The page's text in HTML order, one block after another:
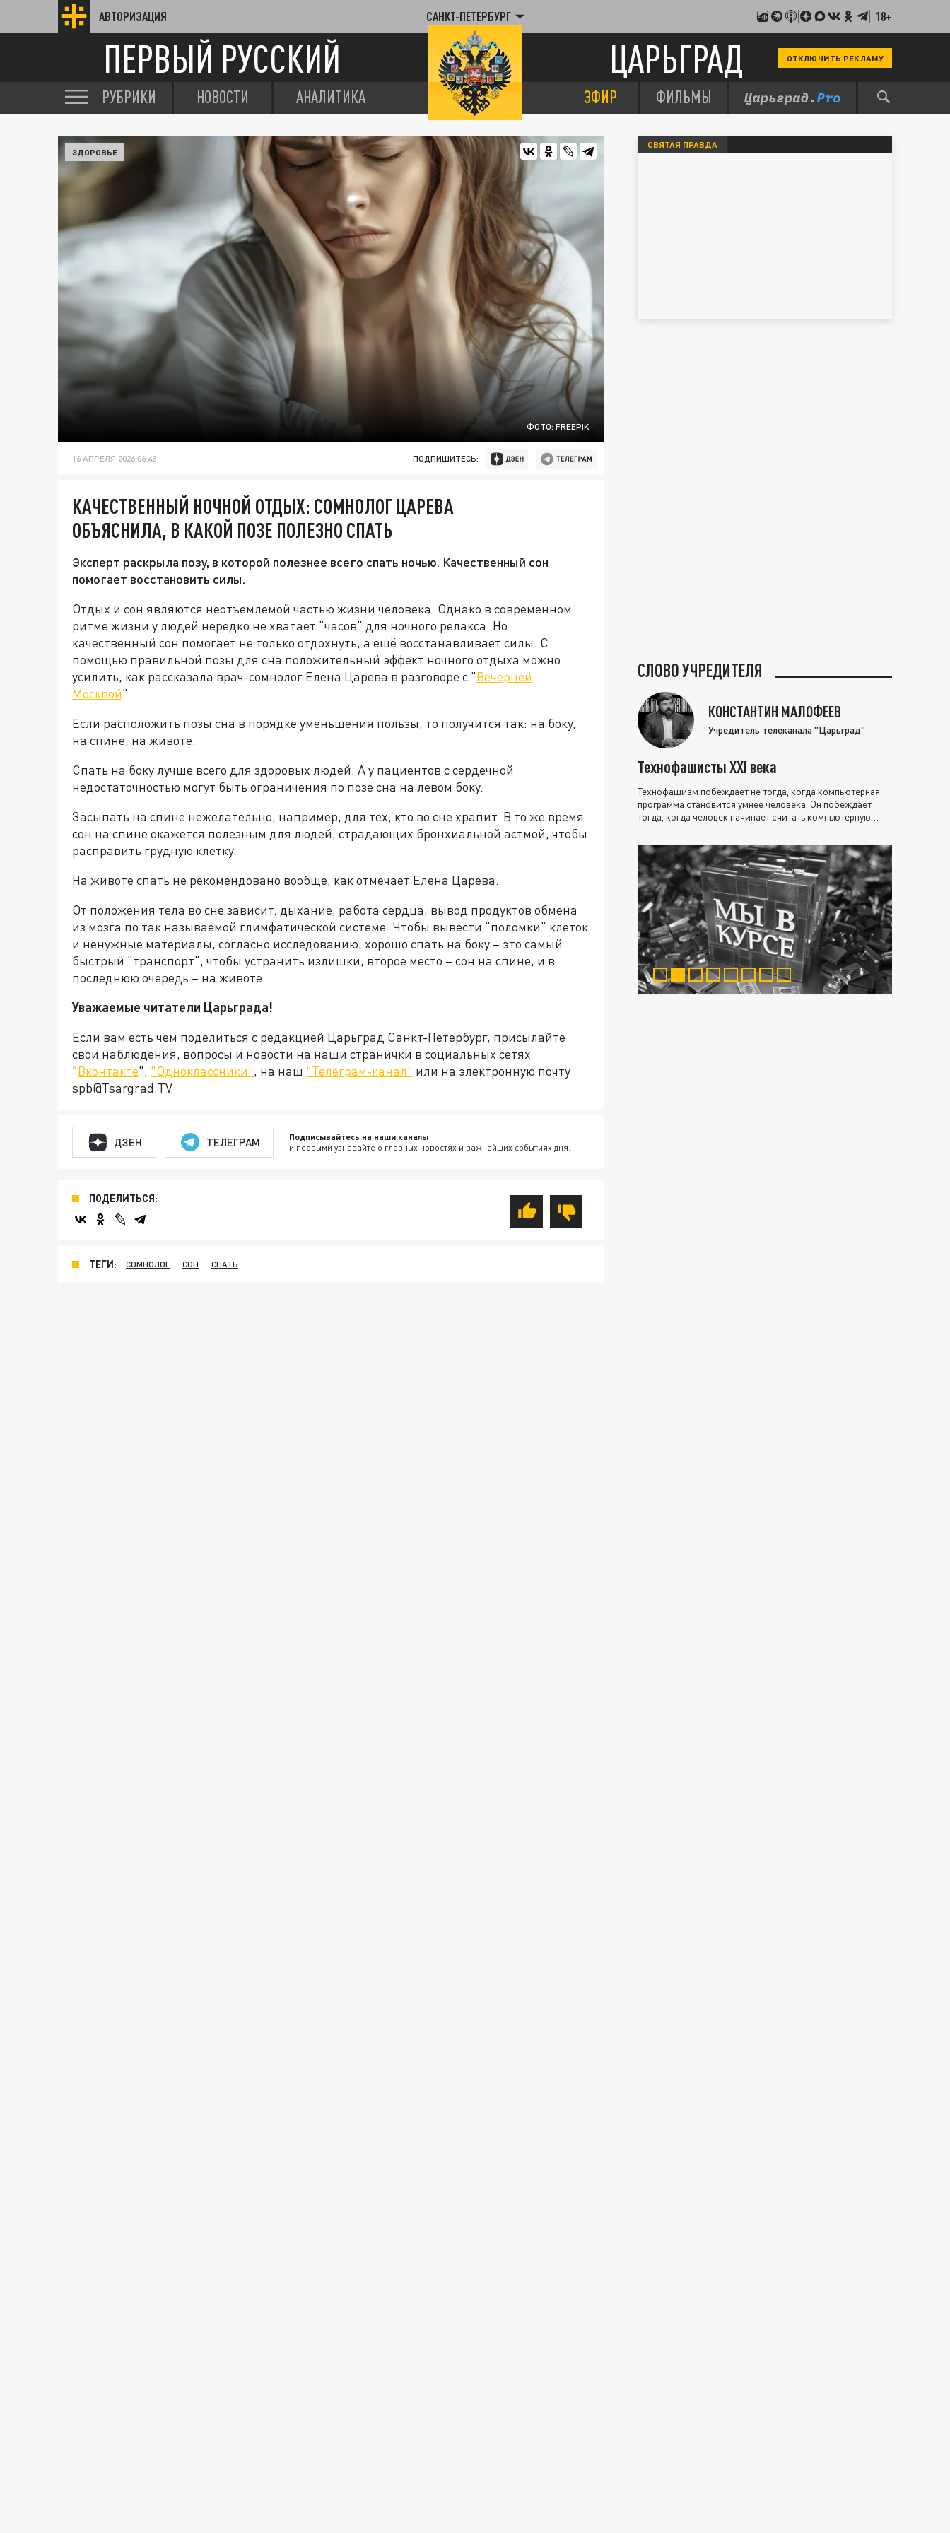
АВТОРИЗАЦИЯ САНКТ-ПЕТЕРБУРГ 18+
ПЕРВЫЙ РУССКИЙ ЦАРЬГРАД ОТКЛЮЧИТЬ РЕКЛАМУ
РУБРИКИ НОВОСТИ АНАЛИТИКА ЭФИР ФИЛЬМЫ
ФОТО: FREEPIK
ЗДОРОВЬЕ
16 АПРЕЛЯ 2026 06:48 ПОДПИШИТЕСЬ:
КАЧЕСТВЕННЫЙ НОЧНОЙ ОТДЫХ: СОМНОЛОГ ЦАРЕВА
ОБЪЯСНИЛА, В КАКОЙ ПОЗЕ ПОЛЕЗНО СПАТЬ
Эксперт раскрыла позу, в которой полезнее всего спать ночью. Качественный сон
помогает восстановить силы.
Отдых и сон являются неотъемлемой частью жизни человека. Однако в современном
ритме жизни у людей нередко не хватает "часов" для ночного релакса. Но
качественный сон помогает не только отдохнуть, а ещё восстанавливает силы. С
помощью правильной позы для сна положительный эффект ночного отдыха можно
усилить, как рассказала врач-сомнолог Елена Царева в разговоре с "Вечерней
Москвой".
Если расположить позы сна в порядке уменьшения пользы, то получится так: на боку,
на спине, на животе.
Спать на боку лучше всего для здоровых людей. А у пациентов с сердечной
недостаточностью могут быть ограничения по позе сна на левом боку.
Засыпать на спине нежелательно, например, для тех, кто во сне храпит. В то же время
сон на спине окажется полезным для людей, страдающих бронхиальной астмой, чтобы
расправить грудную клетку.
На животе спать не рекомендовано вообще, как отмечает Елена Царева.
От положения тела во сне зависит: дыхание, работа сердца, вывод продуктов обмена
из мозга по так называемой глимфатической системе. Чтобы вывести "поломки" клеток
и ненужные материалы, согласно исследованию, хорошо спать на боку – это самый
быстрый "транспорт", чтобы устранить излишки, второе место – сон на спине, и в
последнюю очередь – на животе.
Уважаемые читатели Царьграда!
Если вам есть чем поделиться с редакцией Царьград Санкт-Петербург, присылайте
свои наблюдения, вопросы и новости на наши странички в социальных сетях
"Вконтакте", "Одноклассники", на наш "Телеграм-канал" или на электронную почту
spb@Tsargrad.TV
ДЗЕН ТЕЛЕГРАМ Подписывайтесь на наши каналы
и первыми узнавайте о главных новостях и важнейших событиях дня.
ПОДЕЛИТЬСЯ:
ТЕГИ: СОМНОЛОГ СОН СПАТЬ
СВЯТАЯ ПРАВДА
СЛОВО УЧРЕДИТЕЛЯ
КОНСТАНТИН МАЛОФЕЕВ
Учредитель телеканала "Царьград"
Технофашисты XXI века
Технофашизм побеждает не тогда, когда компьютерная
программа становится умнее человека. Он побеждает
тогда, когда человек начинает считать компьютерную